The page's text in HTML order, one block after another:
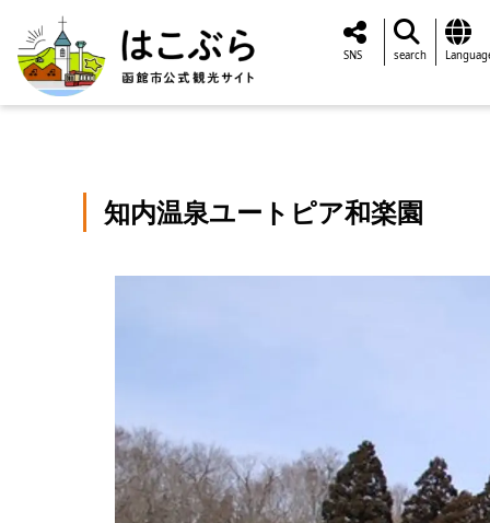
SNS search
知内温泉ユートピア和楽園